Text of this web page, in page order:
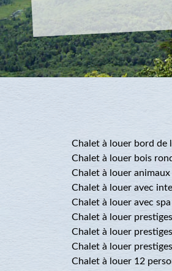
Chalet à louer bord de
Chalet à louer bois
Chalet à louer
Chalet à louer avec
Chalet à louer avec spa
Chalet à louer
Chalet à louer
Chalet à louer
Chalet à louer 12